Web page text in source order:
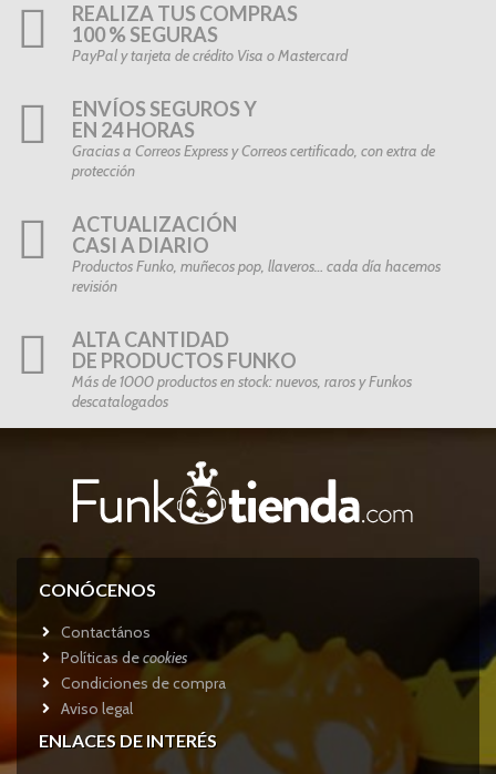
REALIZA TUS COMPRAS
100 % SEGURAS
PayPal y tarjeta de crédito Visa o Mastercard
ENVÍOS SEGUROS Y
EN 24 HORAS
Gracias a Correos Express y Correos certificado, con extra de
protección
ACTUALIZACIÓN
CASI A DIARIO
Productos Funko, muñecos pop, llaveros… cada día hacemos
revisión
ALTA CANTIDAD
DE PRODUCTOS FUNKO
Más de 1000 productos en stock: nuevos, raros y Funkos
descatalogados
CONÓCENOS
Contactános
Políticas decookies
Condiciones de compra
Aviso legal
ENLACES DE INTERÉS